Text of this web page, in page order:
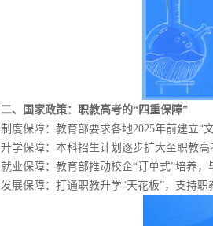
二、国家政策：职教高考的“四重保障”
制度保障：教育部要求各地2025年前建立“
升学保障：本科招生计划逐步扩大至职教高
就业保障：教育部推动校企“订单式”培养，
发展保障：打通职教升学“天花板”，支持职